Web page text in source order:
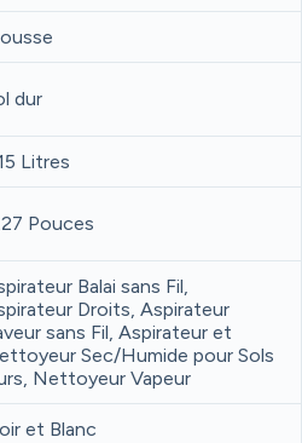
dur
Litres
Pouces
Balai sans Fil,
Droits, Aspirateur
sans Fil, Aspirateur et
Sec/Humide pour Sols
Nettoyeur Vapeur
et Blanc